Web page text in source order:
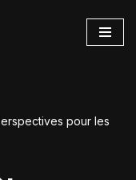
pour les